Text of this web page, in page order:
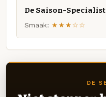
De Saison-Specialist
Smaak: ★★★☆☆
DE